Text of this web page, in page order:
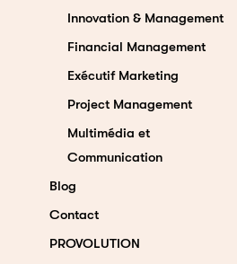
Innovation & Management
Financial Management
Exécutif Marketing
Project Management
Multimédia et
Communication
Blog
Contact
PROVOLUTION